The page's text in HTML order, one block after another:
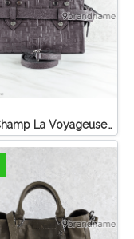
Long Champ La Voyageuse Bag Leather